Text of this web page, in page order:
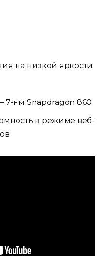
на низкой яркости
нм Snapdragon 860
в режиме веб-